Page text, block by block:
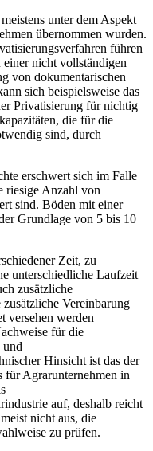
unter dem Aspekt
übernommen wurden.
führen
nicht vollständigen
von dokumentarischen
sich beispielsweise das
Privatisierung für nichtig
die für die
sind, durch
erschwert sich im Falle
riesige Anzahl von
sind. Böden mit einer
Grundlage von 5 bis 10
Zeit, zu
unterschiedliche Laufzeit
zusätzliche
Vereinbarung
versehen werden
für die
und
Hinsicht ist das der
für Agrarunternehmen in
auf, deshalb reicht
nicht aus, die
zu prüfen.